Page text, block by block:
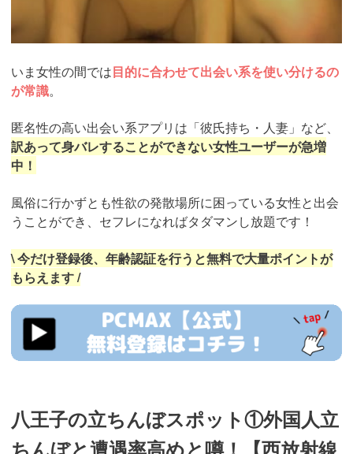
いま女性の間では目的に合わせて出会い系を使い分けるの
が常識。
匿名性の高い出会い系アプリは「彼氏持ち・人妻」など、
訳あって身バレすることができない女性ユーザーが急増
中！
風俗に行かずとも性欲の発散場所に困っている女性と出会
うことができ、セフレになればタダマンし放題です！
\ 今だけ登録後、年齢認証を行うと無料で大量ポイントが
もらえます /
https://pcmax.jp/lp/?
ad_id=rm327007
八王子の立ちんぼスポット①外国人立
ちんぼと遭遇率高めと噂！【西放射線